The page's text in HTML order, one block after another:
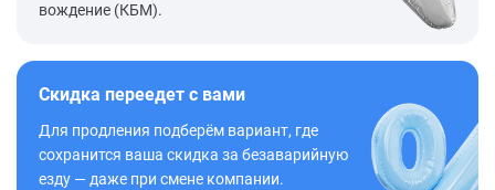
вождение (КБМ).
Скидка переедет с вами
Для продления подберём вариант, где
сохранится ваша скидка за безаварийную
езду — даже при смене компании.